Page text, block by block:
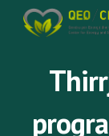
Skip to main